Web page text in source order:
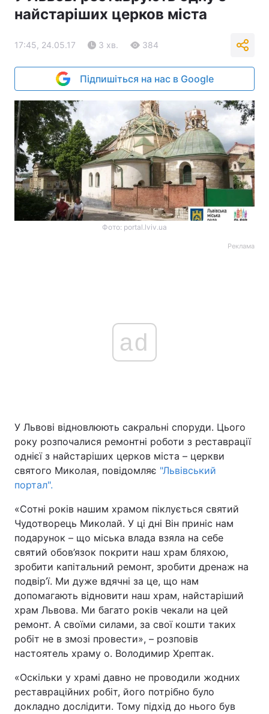
найстаріших церков міста
17:45, 24.05.17 3 хв. 384
Підпишіться на нас в Google
Фото: portal.lviv.ua
Реклама
ad
У Львові відновлюють сакральні споруди. Цього
року розпочалися ремонтні роботи з реставрації
однієї з найстаріших церков міста – церкви
святого Миколая, повідомляє "Львівський
портал".
«Сотні років нашим храмом піклується святий
Чудотворець Миколай. У ці дні Він приніс нам
подарунок – що міська влада взяла на себе
святий обов’язок покрити наш храм бляхою,
зробити капітальний ремонт, зробити дренаж на
подвір’ї. Ми дуже вдячні за це, що нам
допомагають відновити наш храм, найстаріший
храм Львова. Ми багато років чекали на цей
ремонт. А своїми силами, за свої кошти таких
робіт не в змозі провести», – розповів
настоятель храму о. Володимир Хрептак.
«Оскільки у храмі давно не проводили жодних
реставраційних робіт, його потрібно було
докладно дослідити. Тому підхід до нього був